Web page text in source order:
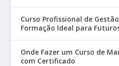
Curso Profissional de
Formação Ideal para
Onde Fazer um Curso de
com Certificado